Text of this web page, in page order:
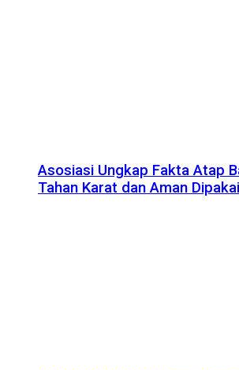
Asosiasi Ungkap Fakta Atap
Tahan Karat dan Aman Dipakai